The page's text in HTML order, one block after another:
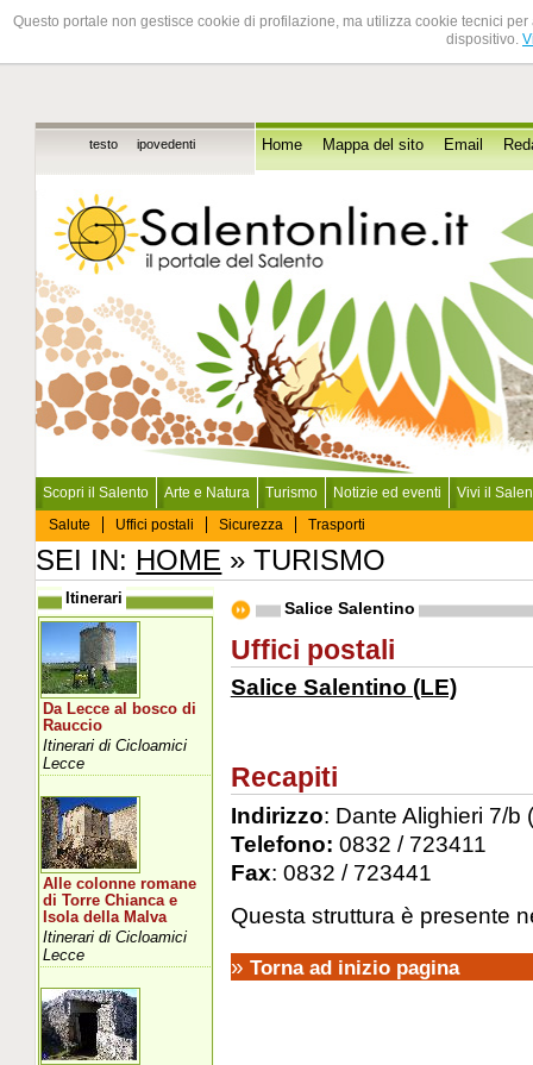
Questo portale non gestisce cookie di profilazione, ma utilizza cookie tecnici
dispositivo.
testo ipovedenti Home Mappa del sito Email
Scopri il Salento Arte e Natura Turismo Notizie ed eventi
Vivi il
Salute
Uffici postali Sicurezza Trasporti
SEI IN: HOME » TURISMO
Salice Salentino
Uffici postali
Salice Salentino (LE)
Recapiti
Indirizzo: Dante Alighieri 7/b
Telefono: 0832 / 723411
Fax: 0832 / 723441
Questa struttura è presente
» Torna ad inizio pagina
Itinerari
Da Lecce al bosco di
Rauccio
Itinerari di Cicloamici
Lecce
Alle colonne romane
di Torre Chianca e
Isola della Malva
Itinerari di Cicloamici
Lecce